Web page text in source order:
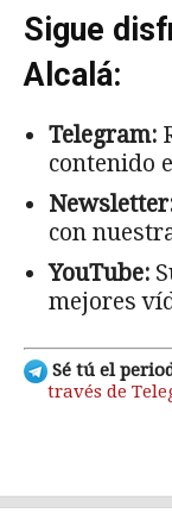
Sigue
Alcalá:
Telegram:
contenido
con
YouTube:
mejores
Sé tú el
través de